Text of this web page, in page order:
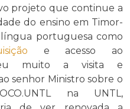
projeto que continue a
do ensino em Timor-
portuguesa como
e acesso ao
muito a visita e
senhor Ministro sobre o
na UNTL,